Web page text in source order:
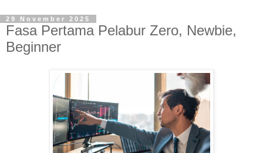
29 November 2025
Fasa Pertama Pelabur Zero, Newbie,
Beginner